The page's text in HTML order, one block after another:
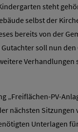
steht
selbst der
bereits von der
soll nun
Verhandlungen
„Freiflächen-PV-
nächsten Sitzungen
Unterlagen